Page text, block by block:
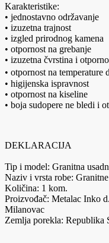
Karakteristike:
• jednostavno održavanje
• izuzetna trajnost
• izgled prirodnog kamena
• otpornost na grebanje
• izuzetna čvrstina i
• otpornost na
• higijenska ispravnost
• otpornost na kiseline
• boja sudopere ne bledi i
DEKLARACIJA
Tip i model: Granitna
Naziv i vrsta robe:
Količina: 1 kom.
Proizvođač: Metalac Inko
Milanovac
Zemlja porekla: Republika